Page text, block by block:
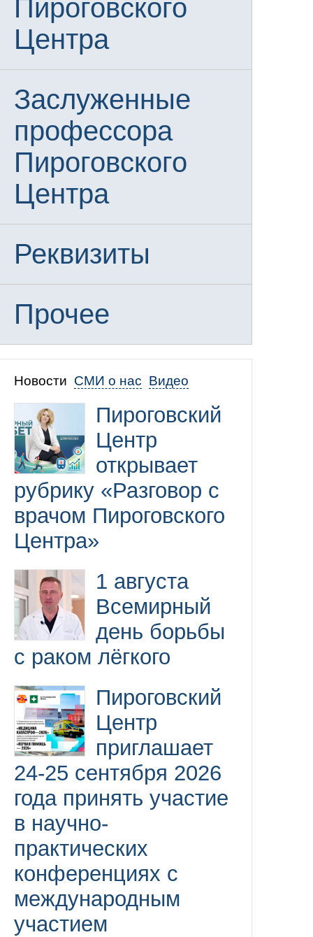
Пироговского
Центра
Заслуженные
профессора
Пироговского
Центра
Реквизиты
Прочее
Новости СМИ о нас Видео
Пироговский
Центр
открывает
рубрику «Разговор с
врачом Пироговского
Центра»
1 августа
Всемирный
день борьбы
с раком лёгкого
Пироговский
Центр
приглашает
24-25 сентября 2026
года принять участие
в научно-
практических
конференциях с
международным
участием